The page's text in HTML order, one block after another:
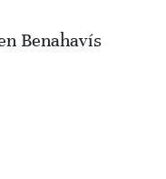
Benahavís